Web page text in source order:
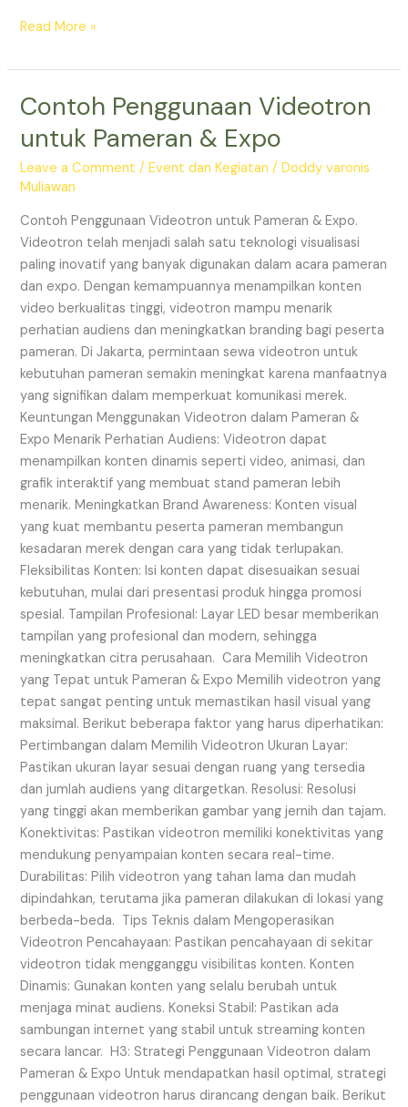
Read More »
Contoh Penggunaan Videotron
untuk Pameran & Expo
Leave a Comment /Event dan Kegiatan /Doddy varonis
Muliawan
Contoh Penggunaan Videotron untuk Pameran & Expo.
Videotron telah menjadi salah satu teknologi visualisasi
paling inovatif yang banyak digunakan dalam acara pameran
dan expo. Dengan kemampuannya menampilkan konten
video berkualitas tinggi, videotron mampu menarik
perhatian audiens dan meningkatkan branding bagi peserta
pameran. Di Jakarta, permintaan sewa videotron untuk
kebutuhan pameran semakin meningkat karena manfaatnya
yang signifikan dalam memperkuat komunikasi merek.
Keuntungan Menggunakan Videotron dalam Pameran &
Expo Menarik Perhatian Audiens: Videotron dapat
menampilkan konten dinamis seperti video, animasi, dan
grafik interaktif yang membuat stand pameran lebih
menarik. Meningkatkan Brand Awareness: Konten visual
yang kuat membantu peserta pameran membangun
kesadaran merek dengan cara yang tidak terlupakan.
Fleksibilitas Konten: Isi konten dapat disesuaikan sesuai
kebutuhan, mulai dari presentasi produk hingga promosi
spesial. Tampilan Profesional: Layar LED besar memberikan
tampilan yang profesional dan modern, sehingga
meningkatkan citra perusahaan. Cara Memilih Videotron
yang Tepat untuk Pameran & Expo Memilih videotron yang
tepat sangat penting untuk memastikan hasil visual yang
maksimal. Berikut beberapa faktor yang harus diperhatikan:
Pertimbangan dalam Memilih Videotron Ukuran Layar:
Pastikan ukuran layar sesuai dengan ruang yang tersedia
dan jumlah audiens yang ditargetkan. Resolusi: Resolusi
yang tinggi akan memberikan gambar yang jernih dan tajam.
Konektivitas: Pastikan videotron memiliki konektivitas yang
mendukung penyampaian konten secara real-time.
Durabilitas: Pilih videotron yang tahan lama dan mudah
dipindahkan, terutama jika pameran dilakukan di lokasi yang
berbeda-beda. Tips Teknis dalam Mengoperasikan
Videotron Pencahayaan: Pastikan pencahayaan di sekitar
videotron tidak mengganggu visibilitas konten. Konten
Dinamis: Gunakan konten yang selalu berubah untuk
menjaga minat audiens. Koneksi Stabil: Pastikan ada
sambungan internet yang stabil untuk streaming konten
secara lancar. H3: Strategi Penggunaan Videotron dalam
Pameran & Expo Untuk mendapatkan hasil optimal, strategi
penggunaan videotron harus dirancang dengan baik. Berikut
Contoh
Videotron
untuk
Pameran
Expo